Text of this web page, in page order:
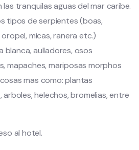
tranquilas aguas del mar caribe.
tipos de serpientes (boas,
micas, ranera etc.)
blanca, aulladores, osos
mapaches, mariposas morphos
mas como: plantas
arboles, helechos, bromelias, entre
al hotel.